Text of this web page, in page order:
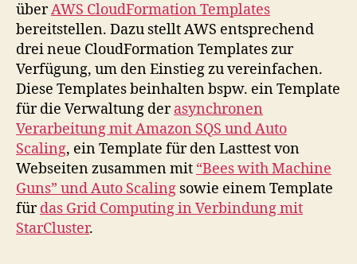
überAWS CloudFormation Templates
bereitstellen. Dazu stellt AWS entsprechend
drei neue CloudFormation Templates zur
Verfügung, um den Einstieg zu vereinfachen.
Diese Templates beinhalten bspw. ein Template
für die Verwaltung derasynchronen
Verarbeitung mit Amazon SQS und Auto
Scaling, ein Template für den Lasttest von
Webseiten zusammen mit “Bees with Machine
Guns” und Auto Scaling sowie einem Template
fürdas Grid Computing in Verbindung mit
StarCluster.